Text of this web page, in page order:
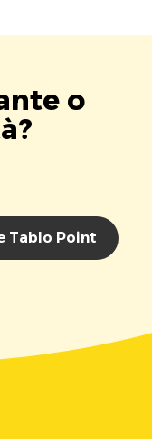
o
Tablo Point